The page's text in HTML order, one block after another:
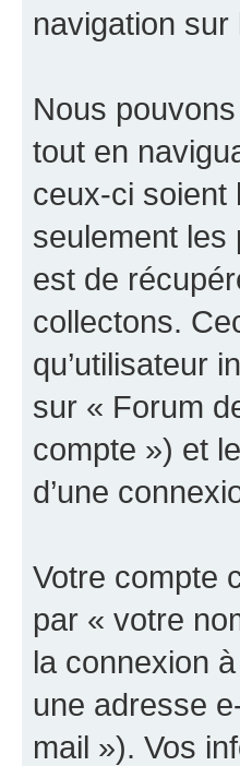
navigation sur
Nous
tout en
ceux-ci soient
seulement les
est de
collectons.
qu’utilisateur
sur « Forum
compte ») et
d’une
Votre compte
par « votre
la connexion
une adresse
mail »). Vos